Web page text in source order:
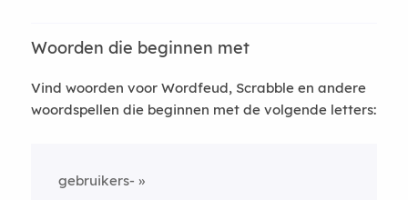
Woorden die beginnen met
Vind woorden voor Wordfeud, Scrabble en andere
woordspellen die beginnen met de volgende letters:
gebruikers-